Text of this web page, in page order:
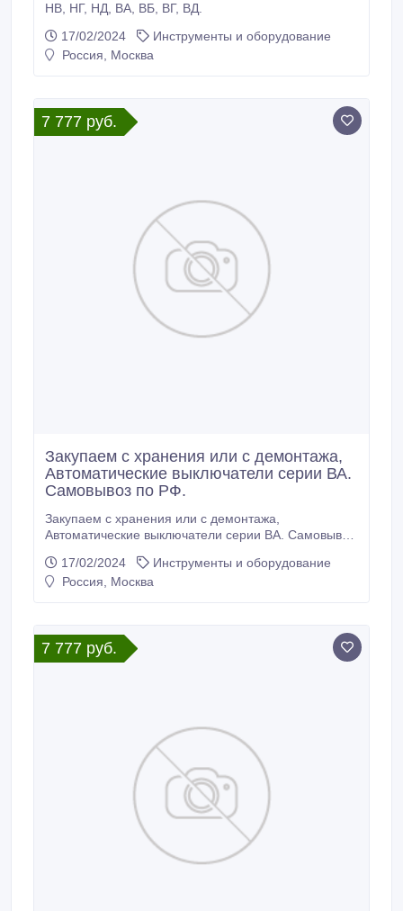
НВ, НГ, НД, ВА, ВБ, ВГ, ВД.
17/02/2024
Инструменты и оборудование
Россия, Москва
7 777 руб.
Закупаем с хранения или с демонтажа,
Автоматические выключатели серии ВА.
Самовывоз по РФ.
Закупаем с хранения или с демонтажа,
Автоматические выключатели серии ВА. Самовывоз
2000А, ВА55-43, 1600А, 2000А, .
17/02/2024
Инструменты и оборудование
Россия, Москва
7 777 руб.